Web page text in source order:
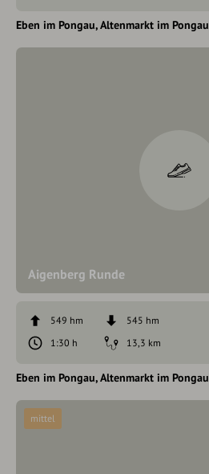
Eben im Pongau Altenmarkt im Pongau
Aigenberg Runde
549 hm
545 hm
1:30 h
13,3 km
Eben im Pongau Altenmarkt im Pongau
mittel